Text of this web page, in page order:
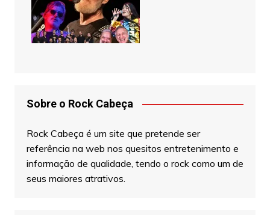
Sobre o Rock Cabeça
Rock Cabeça é um site que pretende ser
referência na web nos quesitos entretenimento e
informação de qualidade, tendo o rock como um de
seus maiores atrativos.